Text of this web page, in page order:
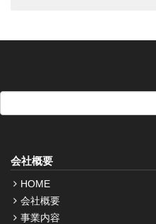
会社概要
HOME
会社概要
事業内容